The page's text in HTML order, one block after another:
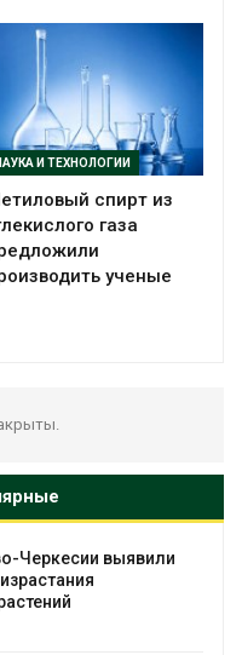
И ТЕХНОЛОГИИ
спирт из
газа
ученые
Черкесии выявили